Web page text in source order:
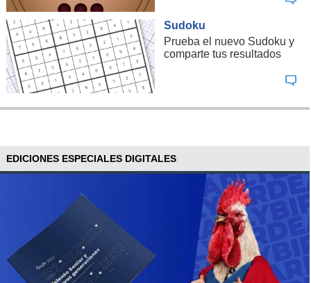
Sudoku
Prueba el nuevo Sudoku y
comparte tus resultados
EDICIONES ESPECIALES DIGITALES